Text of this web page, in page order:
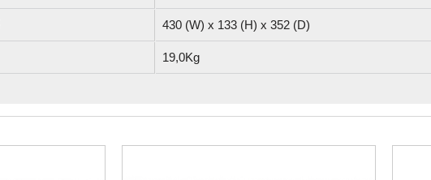
430 (W) x 133 (H) x 352 (D)
19,0Kg